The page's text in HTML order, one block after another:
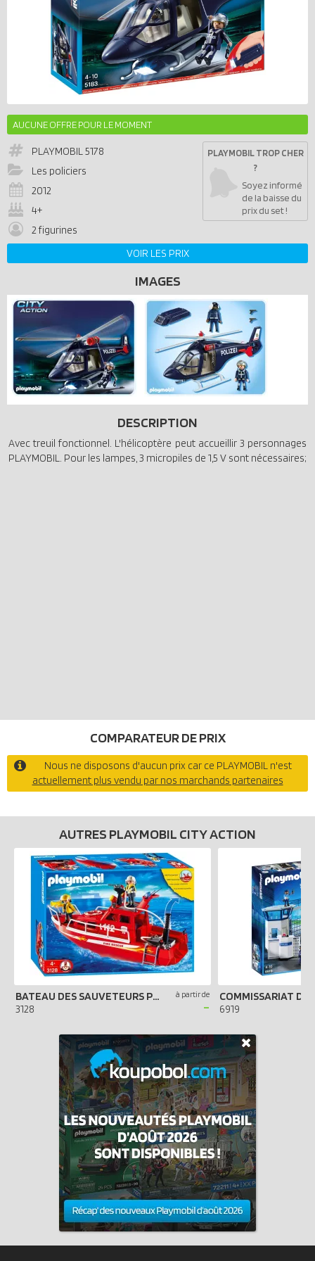
AUCUNE OFFRE POUR LE MOMENT
PLAYMOBIL5178
Les policiers
2012
4+
2 figurines
PLAYMOBIL TROP CHER
?
Soyez informé
de la baisse du
prix du set !
VOIR LES PRIX
IMAGES
DESCRIPTION
Avec treuil fonctionnel. L'hélicoptère peut accueillir 3 personnages
PLAYMOBIL. Pour les lampes, 3 micropiles de 1,5 V sont nécessaires;
COMPARATEUR DE PRIX
Nous ne disposons d'aucun prix car ce PLAYMOBIL n'est
actuellement plus vendu par nos marchands partenaires
AUTRES PLAYMOBIL CITY ACTION
BATEAU DES SAUVETEURS POMPIERS
3128
à partir de
- 6919